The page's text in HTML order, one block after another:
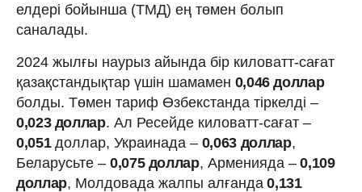
елдері бойынша (ТМД) ең төмен болып
саналады.
2024 жылғы наурыз айында бір киловатт-сағат
қазақстандықтар үшін шамамен 0,046 доллар
болды. Төмен тариф Өзбекстанда тіркелді –
0,023 доллар. Ал Ресейде киловатт-сағат –
0,051 доллар, Украинада – 0,063 доллар,
Беларусьте – 0,075 доллар, Арменияда –0,109
доллар, Молдовада жалпы алғанда 0,131